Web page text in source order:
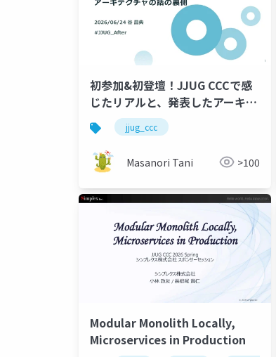
初参加&初登壇！JJUG CCCで感
じたリアルと、発表したアーキテ
クチャの話の裏側
jjug_ccc
Masanori Tani >100
Modular Monolith Locally,
Microservices in Production